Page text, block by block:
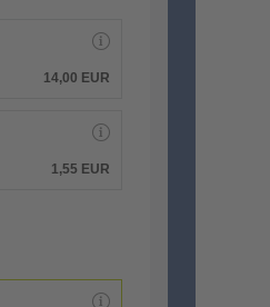
14,00 EUR
1,55 EUR